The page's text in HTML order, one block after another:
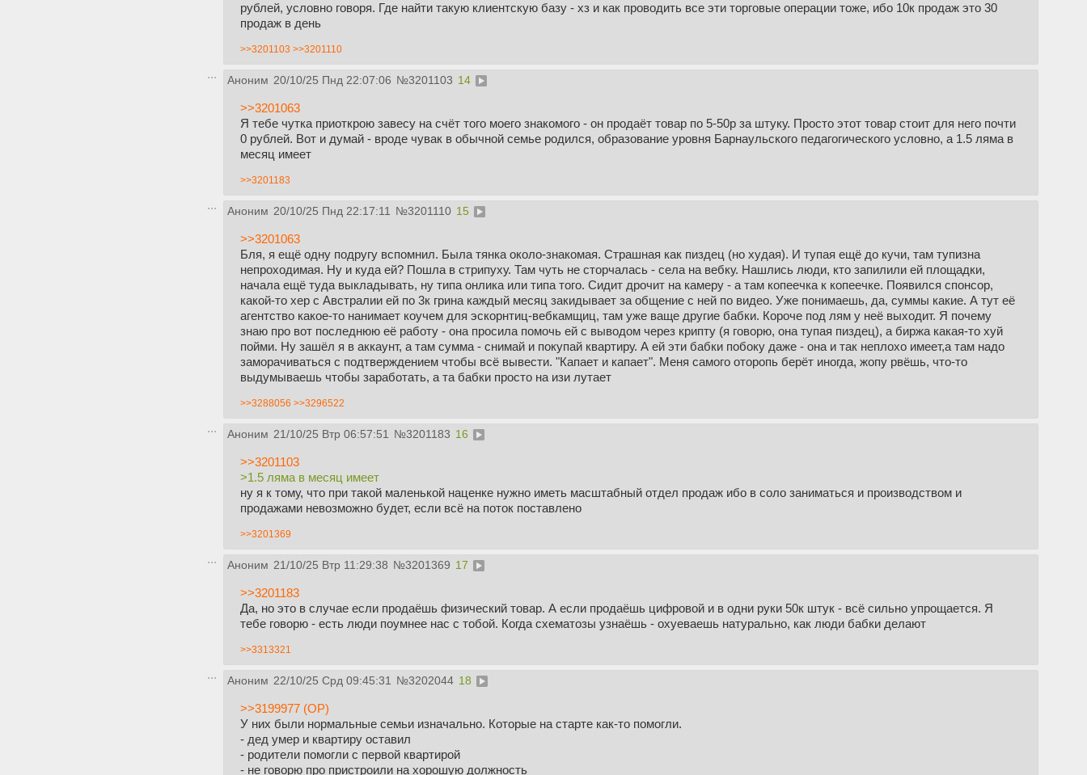
рублей, условно говоря. Где найти такую клиентскую базу - хз и как проводить все эти торговые операции тоже, ибо 10к продаж это 30
продаж в день
>>3201103 >>3201110
Аноним 20/10/25 Пнд 22:07:06 №3201103 14
>>3201063
Я тебе чутка приоткрою завесу на счёт того моего знакомого - он продаёт товар по 5-50р за штуку. Просто этот товар стоит для него почти
0 рублей. Вот и думай - вроде чувак в обычной семье родился, образование уровня Барнаульского педагогического условно, а 1.5 ляма в
месяц имеет
>>3201183
Аноним 20/10/25 Пнд 22:17:11 №3201110 15
>>3201063
Бля, я ещё одну подругу вспомнил. Была тянка около-знакомая. Страшная как пиздец (но худая). И тупая ещё до кучи, там тупизна
непроходимая. Ну и куда ей? Пошла в стрипуху. Там чуть не сторчалась - села на вебку. Нашлись люди, кто запилили ей площадки,
начала ещё туда выкладывать, ну типа онлика или типа того. Сидит дрочит на камеру - а там копеечка к копеечке. Появился спонсор,
какой-то хер с Австралии ей по 3к грина каждый месяц закидывает за общение с ней по видео. Уже понимаешь, да, суммы какие. А тут её
агентство какое-то нанимает коучем для эскорнтиц-вебкамщиц, там уже ваще другие бабки. Короче под лям у неё выходит. Я почему
знаю про вот последнюю её работу - она просила помочь ей с выводом через крипту (я говорю, она тупая пиздец), а биржа какая-то хуй
пойми. Ну зашёл я в аккаунт, а там сумма - снимай и покупай квартиру. А ей эти бабки побоку даже - она и так неплохо имеет,а там надо
заморачиваться с подтверждением чтобы всё вывести. "Капает и капает". Меня самого оторопь берёт иногда, жопу рвёшь, что-то
выдумываешь чтобы заработать, а та бабки просто на изи лутает
>>3288056 >>3296522
Аноним 21/10/25 Втр 06:57:51 №3201183 16
>>3201103
>1.5 ляма в месяц имеет
ну я к тому, что при такой маленькой наценке нужно иметь масштабный отдел продаж ибо в соло заниматься и производством и
продажами невозможно будет, если всё на поток поставлено
>>3201369
Аноним 21/10/25 Втр 11:29:38 №3201369 17
>>3201183
Да, но это в случае если продаёшь физический товар. А если продаёшь цифровой и в одни руки 50к штук - всё сильно упрощается. Я
тебе говорю - есть люди поумнее нас с тобой. Когда схематозы узнаёшь - охуеваешь натурально, как люди бабки делают
>>3313321
Аноним 22/10/25 Срд 09:45:31 №3202044 18
>>3199977 (OP)
У них были нормальные семьи изначально. Которые на старте как-то помогли.
- дед умер и квартиру оставил
- родители помогли с первой квартирой
- не говорю про пристроили на хорошую должность